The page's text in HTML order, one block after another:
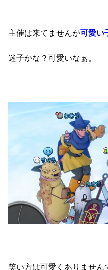
主催は来てませんが可愛い
迷子かな？可愛いなぁ。
笑い方は可愛くありません